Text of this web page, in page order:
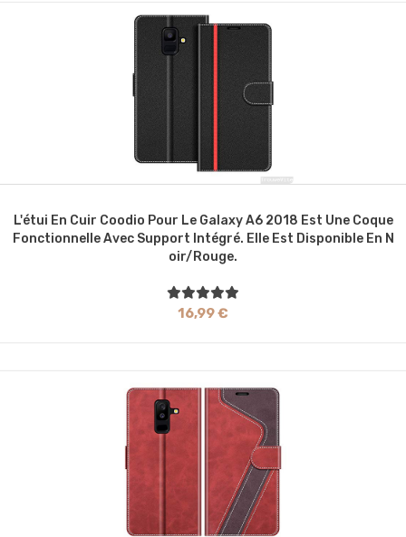
L'étui En Cuir Coodio Pour Le Galaxy A6 2018 Est Une Coque
Fonctionnelle Avec Support Intégré. Elle Est Disponible En N
Oir/rouge.
16,99 €